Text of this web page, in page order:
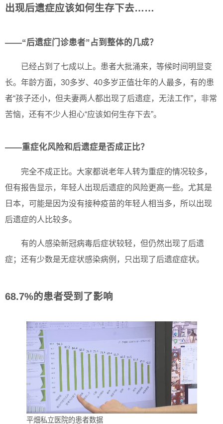
出现后遗症应该如何生存下去……
——“后遗症门诊患者”占到整体的几成？
已经占到了七成以上。患者大批涌来，等候时间明显变
长。年龄方面，30多岁、40多岁正值壮年的人最多，有的患
者“孩子还小，但夫妻两人都出现了后遗症，无法工作”，非常
苦恼，还有不少人担心“应该如何生存下去”。
——重症化风险和后遗症是否成正比？
完全不成正比。大家都说老年人转为重症的情况较多，
但有报告显示，年轻人出现后遗症的风险更高一些。尤其是
日本，可能是因为没有接种疫苗的年轻人相当多，所以出现
后遗症的人比较多。
有的人感染新冠病毒后症状较轻，但仍然出现了后遗
症；还有少数是无症状感染病例，只出现了后遗症症状。
68.7%的患者受到了影响
平畑私立医院的患者数据